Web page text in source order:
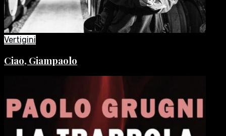
Vertigini
Ciao, Giampaolo